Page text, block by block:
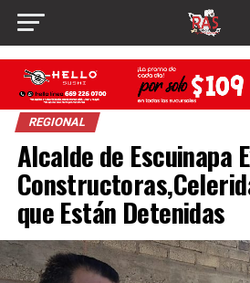
REGIONAL
Alcalde de Escuinapa
que Están Detenidas